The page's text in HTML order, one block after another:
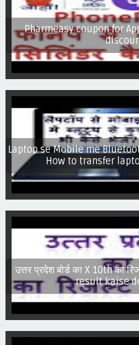
Pharmeasy coupon for
Laptop se Mobile me
How to transfer
उत्तर प्रदेश बोर्ड का X 10th का
result kaise